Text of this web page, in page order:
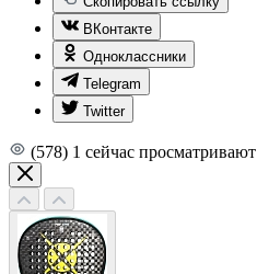
ВКонтакте
Одноклассники
Telegram
Twitter
(578) 1 сейчас просматривают